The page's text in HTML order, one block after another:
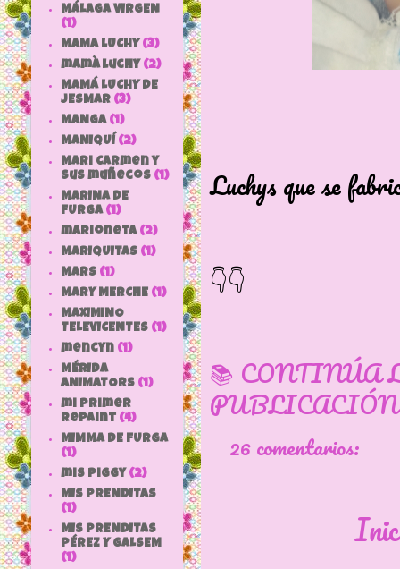
Luchys que se
Es el
👇👇
📚 CONTINÚA
26 comentarios:
MÁLAGA VIRGEN
(1)
MAMA LUCHY (3)
mamà luchy (2)
MAMÁ LUCHY DE
JESMAR (3)
MANGA (1)
MANIQUÍ (2)
Mari Carmen y
sus muñecos (1)
MARINA DE
FURGA (1)
marioneta (2)
MARIQUITAS (1)
MARS (1)
MARY MERCHE (1)
MAXIMINO
TELEVICENTES (1)
mencyn (1)
MÉRIDA
ANIMATORS (1)
mi primer
repaint (4)
MIMMA DE FURGA
(1)
mis piggy (2)
MIS PRENDITAS
(1)
MIS PRENDITAS
PÉREZ Y GALSEM
(1)